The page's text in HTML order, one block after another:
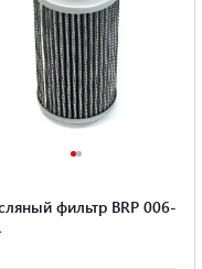
фильтр BRP 006-